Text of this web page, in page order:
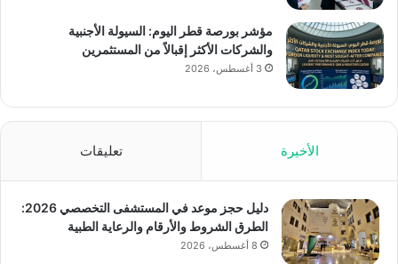
مؤشر بورصة قطر اليوم: السيولة الأجنبية
والشركات الأكثر إقبالاً من المستثمرين
3 أغسطس، 2026
الأخيرة تعليقات
دليل حجز موعد في المستشفى التخصصي 2026:
الطرق الشروط والأرقام والرعاية الطبية
8 أغسطس، 2026